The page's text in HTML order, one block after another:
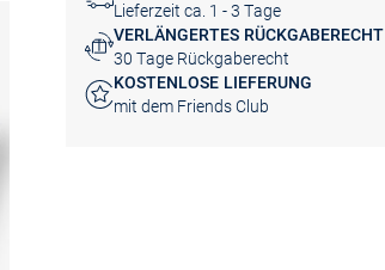
Lieferzeit ca. 1 - 3 Tage
VERLÄNGERTES RÜCKGABERECHT
30 Tage Rückgaberecht
KOSTENLOSE LIEFERUNG
mit dem Friends Club